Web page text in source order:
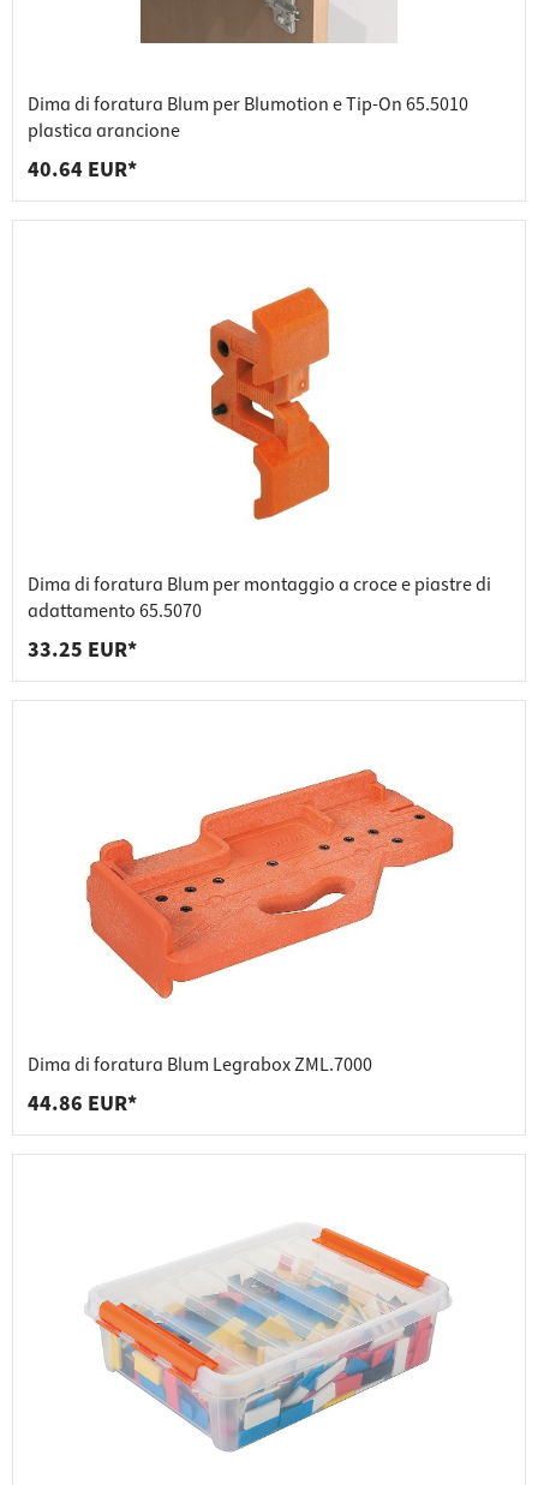
Dima di foratura Blum per Blumotion e Tip-On 65.5010
plastica arancione
40.64 EUR*
Dima di foratura Blum per montaggio a croce e piastre di
adattamento 65.5070
33.25 EUR*
Dima di foratura Blum Legrabox ZML.7000
44.86 EUR*